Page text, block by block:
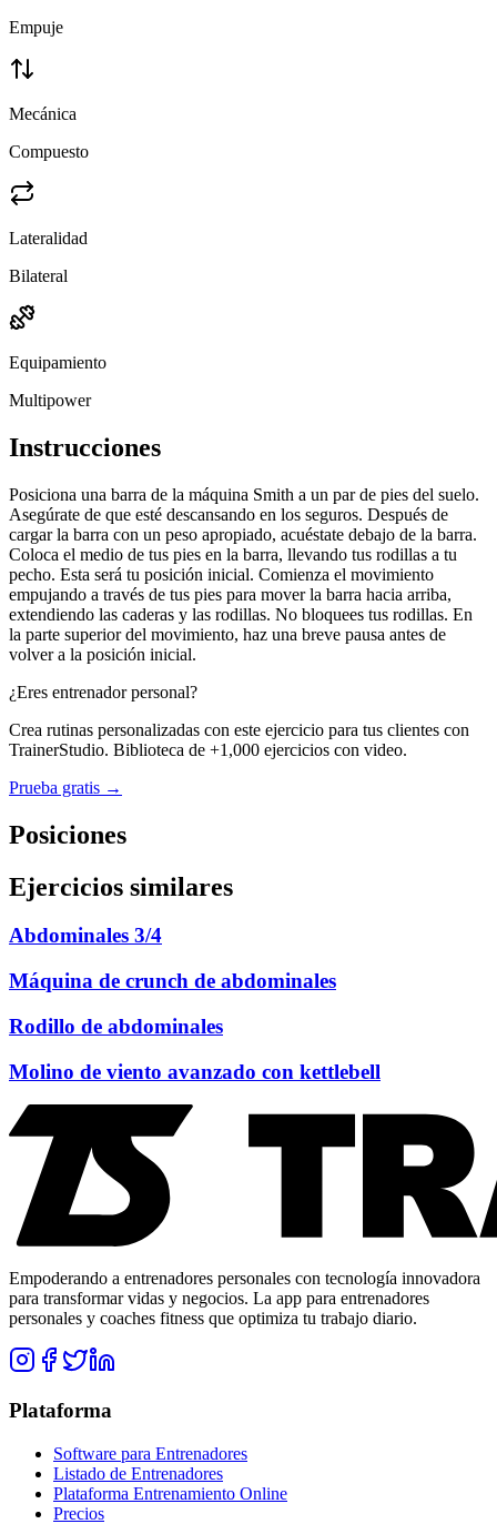
Empuje
Mecánica
Compuesto
Lateralidad
Bilateral
Equipamiento
Multipower
Instrucciones
Posiciona una barra de la máquina Smith a un par de pies del suelo.
Asegúrate de que esté descansando en los seguros. Después de
cargar la barra con un peso apropiado, acuéstate debajo de la barra.
Coloca el medio de tus pies en la barra, llevando tus rodillas a tu
pecho. Esta será tu posición inicial. Comienza el movimiento
empujando a través de tus pies para mover la barra hacia arriba,
extendiendo las caderas y las rodillas. No bloquees tus rodillas. En
la parte superior del movimiento, haz una breve pausa antes de
volver a la posición inicial.
¿Eres entrenador personal?
Crea rutinas personalizadas con este ejercicio para tus clientes con
TrainerStudio. Biblioteca de +1,000 ejercicios con video.
Prueba gratis →
Posiciones
Ejercicios similares
Abdominales 3/4
Máquina de crunch de abdominales
Rodillo de abdominales
Molino de viento avanzado con kettlebell
Empoderando a entrenadores personales con tecnología innovadora
para transformar vidas y negocios. La app para entrenadores
personales y coaches fitness que optimiza tu trabajo diario.
Plataforma
Software para Entrenadores
Listado de Entrenadores
Plataforma Entrenamiento Online
Precios